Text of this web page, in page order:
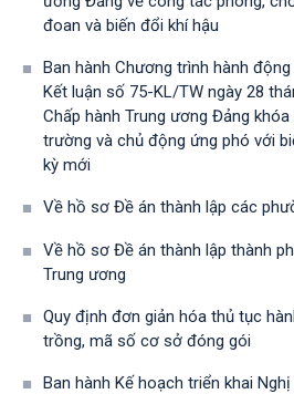
đoan và biến đổi khí hậu
Ban hành Chương trình hành
Kết luận số 75-KL/TW ngày 28
Chấp hành Trung ương Đảng
trường và chủ động ứng phó với
kỳ mới
Về hồ sơ Đề án thành lập các
Về hồ sơ Đề án thành lập thành
Trung ương
Quy định đơn giản hóa thủ tục
trồng, mã số cơ sở đóng gói
Ban hành Kế hoạch triển khai